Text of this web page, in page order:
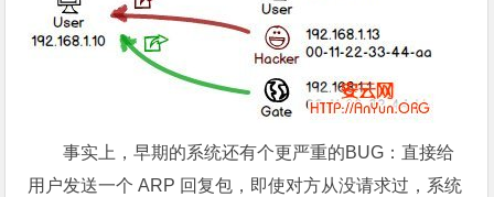
事实上，早期的系统还有个更严重的BUG：直接给
用户发送一个 ARP 回复包，即使对方从没请求过，系统